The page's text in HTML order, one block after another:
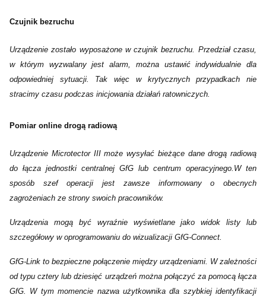
Czujnik bezruchu
Urządzenie zostało wyposażone w czujnik bezruchu. Przedział czasu,
w którym wyzwalany jest alarm, można ustawić indywidualnie dla
odpowiedniej sytuacji. Tak więc w krytycznych przypadkach nie
stracimy czasu podczas inicjowania działań ratowniczych.
Pomiar online drogą radiową
Urządzenie Microtector III może wysyłać bieżące dane drogą radiową
do łącza jednostki centralnej GfG lub centrum operacyjnego.W ten
sposób szef operacji jest zawsze informowany o obecnych
zagrożeniach ze strony swoich pracowników.
Urządzenia mogą być wyraźnie wyświetlane jako widok listy lub
szczegółowy w oprogramowaniu do wizualizacji GfG-Connect.
GfG-Link to bezpieczne połączenie między urządzeniami. W zależności
od typu cztery lub dziesięć urządzeń można połączyć za pomocą łącza
GfG. W tym momencie nazwa użytkownika dla szybkiej identyfikacji